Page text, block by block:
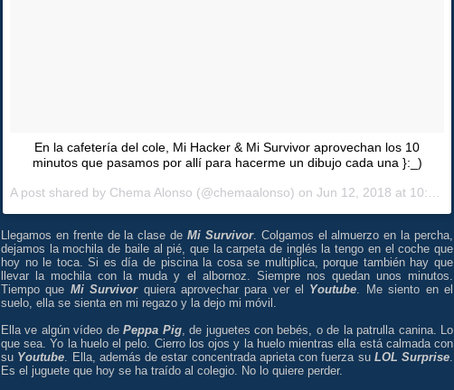
En la cafetería del cole, Mi Hacker & Mi Survivor aprovechan los 10
minutos que pasamos por allí para hacerme un dibujo cada una }:_)
A post shared by Chema Alonso (@chemaalonso) on Jun 12, 2018 at 10:21pm PDT
Llegamos en frente de la clase de Mi Survivor. Colgamos el almuerzo en la percha,
dejamos la mochila de baile al pié, que la carpeta de inglés la tengo en el coche que
hoy no le toca. Si es día de piscina la cosa se multiplica, porque también hay que
llevar la mochila con la muda y el albornoz. Siempre nos quedan unos minutos.
Tiempo que Mi Survivorquiera aprovechar para ver el Youtube. Me siento en el
suelo, ella se sienta en mi regazo y la dejo mi móvil.
Ella ve algún vídeo dePeppa Pig, de juguetes con bebés, o de la patrulla canina. Lo
que sea. Yo la huelo el pelo. Cierro los ojos y la huelo mientras ella está calmada con
su Youtube. Ella, además de estar concentrada aprieta con fuerza su LOL Surprise.
Es el juguete que hoy se ha traído al colegio. No lo quiere perder.